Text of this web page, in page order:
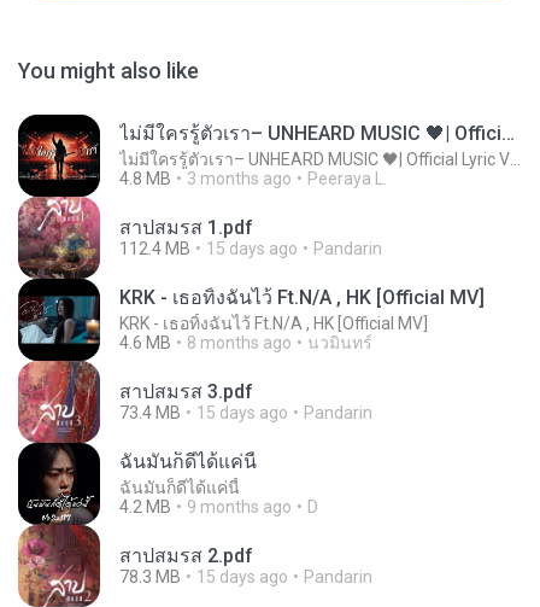
You might also like
ไม่มีใครรู้ตัวเรา– UNHEARD MUSIC 🖤| Official Lyric Video | เพลงสู้ชีวิต
4.8 MB
3 months ago Peeraya L.
สาปสมรส 1.pdf
112.4 MB 15 days ago Pandarin
KRK - เธอทิ้งฉันไว้ Ft.N/A , HK [Official MV]
KRK - เธอทิ้งฉันไว้ Ft.N/A , HK [Official MV]
4.6 MB
8 months ago นวมินทร์
สาปสมรส 3.pdf
73.4 MB 15 days ago Pandarin
ฉันมันก็ดีได้แค่นี้
ฉันมันก็ดีได้แค่นี้
4.2 MB
9 months ago D
สาปสมรส 2.pdf
78.3 MB 15 days ago Pandarin